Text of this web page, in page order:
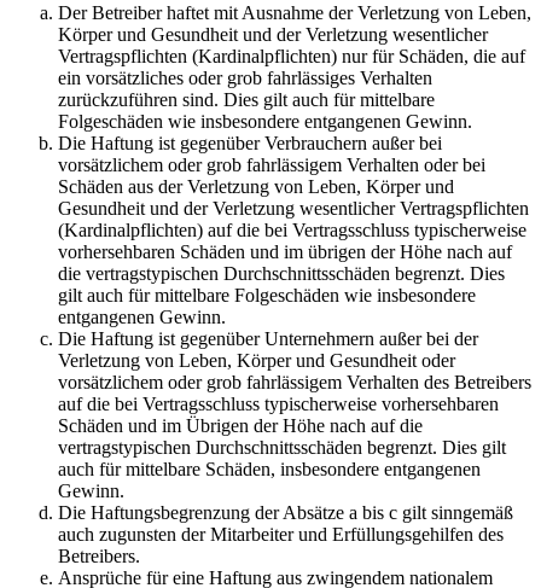
Der Betreiber haftet mit Ausnahme der Verletzung von Leben,
Körper und Gesundheit und der Verletzung wesentlicher
Vertragspflichten (Kardinalpflichten) nur für Schäden, die auf
ein vorsätzliches oder grob fahrlässiges Verhalten
zurückzuführen sind. Dies gilt auch für mittelbare
Folgeschäden wie insbesondere entgangenen Gewinn.
Die Haftung ist gegenüber Verbrauchern außer bei
vorsätzlichem oder grob fahrlässigem Verhalten oder bei
Schäden aus der Verletzung von Leben, Körper und
Gesundheit und der Verletzung wesentlicher Vertragspflichten
(Kardinalpflichten) auf die bei Vertragsschluss typischerweise
vorhersehbaren Schäden und im übrigen der Höhe nach auf
die vertragstypischen Durchschnittsschäden begrenzt. Dies
gilt auch für mittelbare Folgeschäden wie insbesondere
entgangenen Gewinn.
Die Haftung ist gegenüber Unternehmern außer bei der
Verletzung von Leben, Körper und Gesundheit oder
vorsätzlichem oder grob fahrlässigem Verhalten des Betreibers
auf die bei Vertragsschluss typischerweise vorhersehbaren
Schäden und im Übrigen der Höhe nach auf die
vertragstypischen Durchschnittsschäden begrenzt. Dies gilt
auch für mittelbare Schäden, insbesondere entgangenen
Gewinn.
Die Haftungsbegrenzung der Absätze a bis c gilt sinngemäß
auch zugunsten der Mitarbeiter und Erfüllungsgehilfen des
Betreibers.
Ansprüche für eine Haftung aus zwingendem nationalem